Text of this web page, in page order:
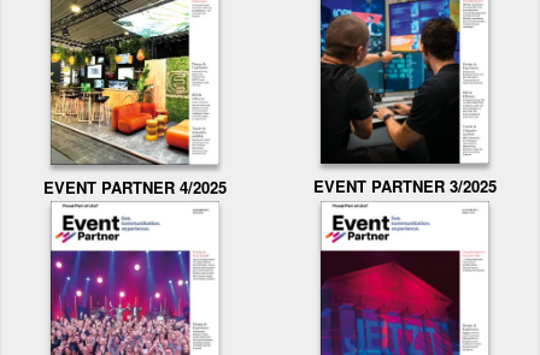
EVENT PARTNER 4/2025 EVENT PARTNER 3/2025